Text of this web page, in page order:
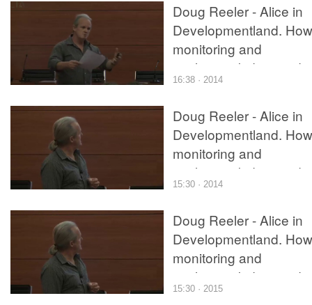
Doug Reeler - Alice in
Developmentland. How
monitoring and
evaluation kidnapped
learning and cut off its
16:38 · 2014
Doug Reeler - Alice in
Developmentland. How
monitoring and
evaluation kidnapped
learning and cut off its
15:30 · 2014
Doug Reeler - Alice in
Developmentland. How
monitoring and
evaluation kidnapped
learning and cut off its
15:30 · 2015